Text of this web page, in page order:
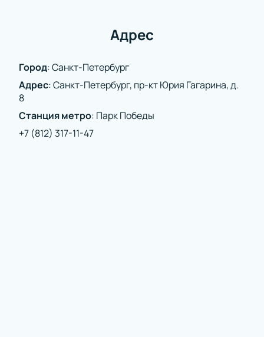
на вопросы о цене или длительности события.
Присоединяйтесь к этому яркому музыкальному
Адрес
Город:Санкт-Петербург
Адрес:Санкт-Петербург, пр-кт Юрия Гагарина, д.
8
Станция метро: Парк Победы
+7 (812) 317-11-47